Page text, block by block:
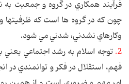
فرآيند همكاري در گروه و جمعيت به
چون كه در گروه ها است كه ظرفيتها
وكارهاي نشدني، شدني مي شود.
2. توجه اسلام به رشد اجتماعي
فهم، استقلال در فكر و توانمندي در